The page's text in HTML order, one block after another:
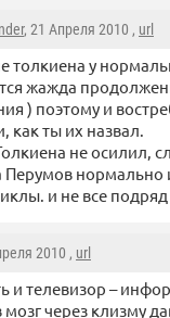
, 21 Апреля 2010 , url
толкиена у
жажда
) поэтому и
как ты их назвал.
не осилил,
Перумов нормально
и не все подряд
2010 , url
и телевизор –
мозг через клизму